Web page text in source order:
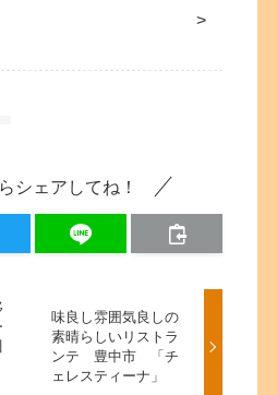
>
シェアしてね！
味良し雰囲気良しの
素晴らしいリストラ
ンテ 豊中市 「チ
ェレスティーナ」